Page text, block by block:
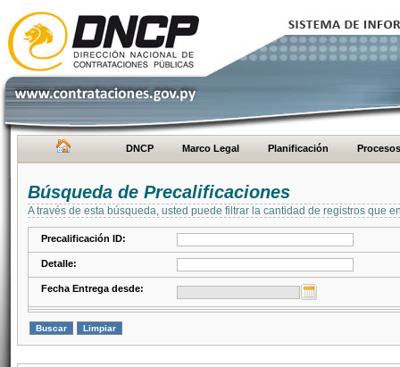
DNCP Marco Legal Planificación Procesos
Búsqueda de Precalificaciones
A través de esta búsqueda, usted puede filtrar la cantidad de registros que
Precalificación ID:
Detalle:
Fecha Entrega desde: